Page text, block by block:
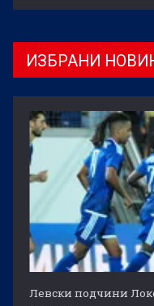
ИЗБРАНИ
Левски подчини